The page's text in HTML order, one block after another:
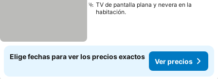
TV de pantalla plana y nevera en la
habitación.
Elige fechas para ver los precios exactos
Ver precios